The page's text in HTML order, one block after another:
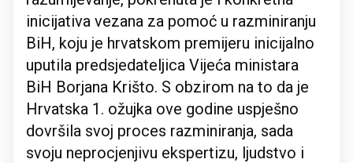
inicijativa vezana za pomoć u razminiranju
BiH, koju je hrvatskom premijeru inicijalno
uputila predsjedateljica Vijeća ministara
BiH Borjana Krišto. S obzirom na to da je
Hrvatska 1. ožujka ove godine uspješno
dovršila svoj proces razminiranja, sada
svoju neprocjenjivu ekspertizu, ljudstvo i